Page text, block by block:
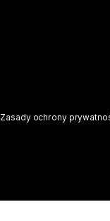
Zasady ochrony